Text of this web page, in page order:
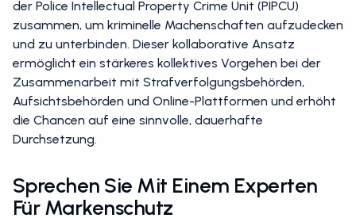
der Police Intellectual Property Crime Unit (PIPCU)
zusammen, um kriminelle Machenschaften aufzudecken
und zu unterbinden. Dieser kollaborative Ansatz
ermöglicht ein stärkeres kollektives Vorgehen bei der
Zusammenarbeit mit Strafverfolgungsbehörden,
Aufsichtsbehörden und Online-Plattformen und erhöht
die Chancen auf eine sinnvolle, dauerhafte
Durchsetzung.
Sprechen Sie Mit Einem Experten
Für Markenschutz